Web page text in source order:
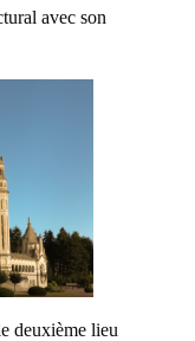
avec son
deuxième lieu